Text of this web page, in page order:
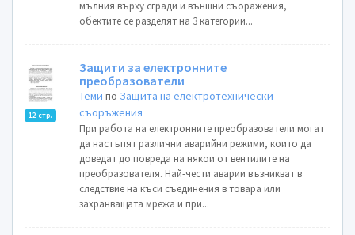
мълния върху сгради и външни съоражения,
обектите се разделят на 3 категории...
12 стр.
Защити за електронните
преобразователи
Теми по Защита на електротехнически
съоръжения
При работа на електронните преобразователи могат
да настъпят различни аварийни режими, които да
доведат до повреда на някои от вентилите на
преобразователя. Най-чести аварии възникват в
следствие на къси съединения в товара или
захранващата мрежа и при...